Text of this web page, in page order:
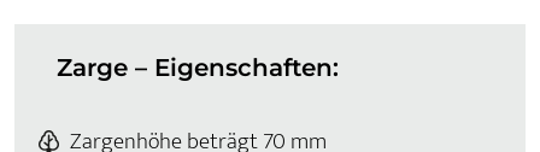
Zarge – Eigenschaften:
Zargenhöhe beträgt 70 mm